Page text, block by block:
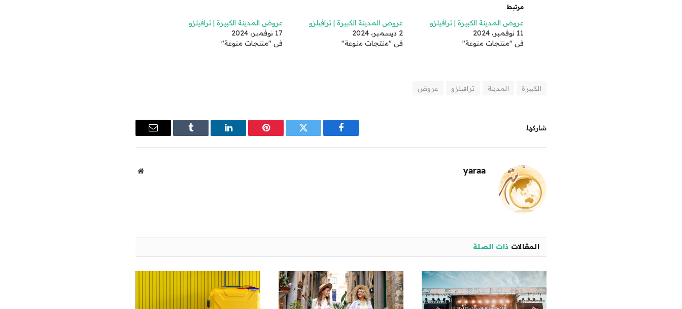
مرتبط
عروض المدينة الكبيرة | ترافيلزو
11 نوفمبر، 2024
في "منتجات منوعة"
عروض المدينة الكبيرة | ترافيلزو
2 ديسمبر، 2024
في "منتجات منوعة"
عروض المدينة الكبيرة | ترافيلزو
17 نوفمبر، 2024
في "منتجات منوعة"
الكبيرة المدينة ترافيلزو عروض
شاركها.
فيسبوك تويتر بينتيريستلينكدإن Tumblr
البريد
yaraa
موقع
المقالات ذات الصلة